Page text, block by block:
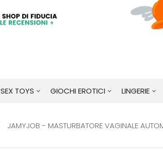
SEX TOYS GIOCHI EROTICI LINGERIE
JAMYJOB - MASTURBATORE VAGINALE